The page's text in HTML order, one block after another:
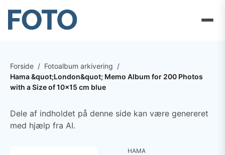
Forside / Fotoalbum arkivering /
Hama &quot;London&quot; Memo Album for 200 Photos
with a Size of 10x15 cm blue
Dele af indholdet på denne side kan være genereret
med hjælp fra AI.
HAMA